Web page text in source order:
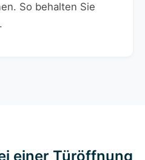
So behalten Sie
einer Türöffnung